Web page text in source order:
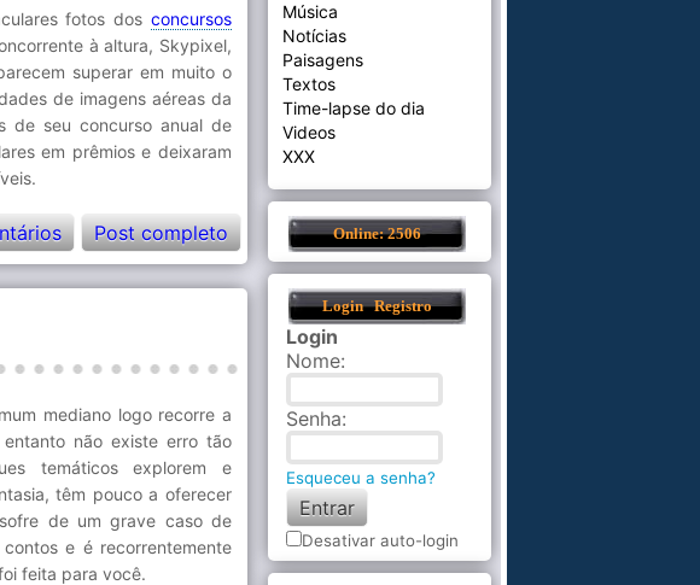
fotos dos concursos
à altura, Skypixel,
superar em muito o
de imagens aéreas da
de seu concurso anual de
em prêmios e deixaram
Post completo
mediano logo recorre a
não existe erro tão
temáticos explorem e
têm pouco a oferecer
de um grave caso de
e é recorrentemente
feita para você.
Música
Notícias
Paisagens
Textos
Time-lapse do dia
Videos
XXX
Online: 2506
Login Registro
Login
Nome:
Senha:
Esqueceu a senha?
Desativar auto-login